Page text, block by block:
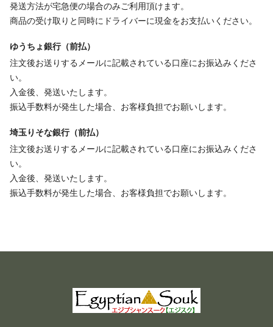
発送方法が宅急便の場合のみご利用頂けます。
商品の受け取りと同時にドライバーに現金をお支払いください。
ゆうちょ銀行（前払）
注文後お送りするメールに記載されている口座にお振込みくださ
い。
入金後、発送いたします。
振込手数料が発生した場合、お客様負担でお願いします。
埼玉りそな銀行（前払）
注文後お送りするメールに記載されている口座にお振込みくださ
い。
入金後、発送いたします。
振込手数料が発生した場合、お客様負担でお願いします。